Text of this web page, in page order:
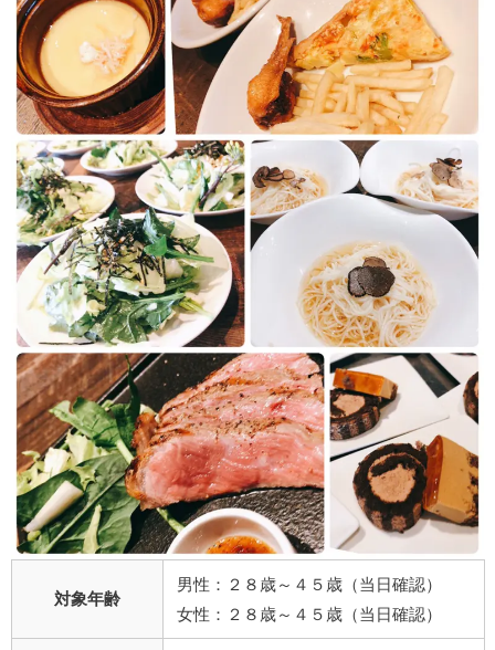
対象年齢
男性：２８歳～４５歳（当日確認）
女性：２８歳～４５歳（当日確認）